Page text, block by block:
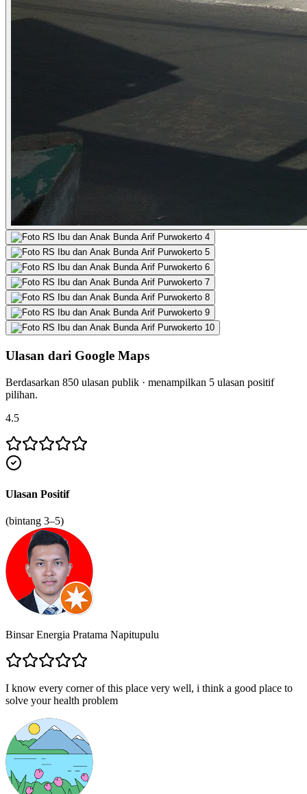
Ulasan dari Google Maps
Berdasarkan 850 ulasan publik · menampilkan 5 ulasan positif
pilihan.
4.5
Ulasan Positif
(bintang 3–5)
Binsar Energia Pratama Napitupulu
I know every corner of this place very well, i think a good place to
solve your health problem